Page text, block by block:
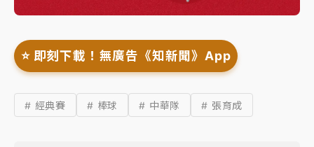
⭐️ 即刻下載！無廣告《知新聞》App
# 經典賽 # 棒球 # 中華隊 # 張育成